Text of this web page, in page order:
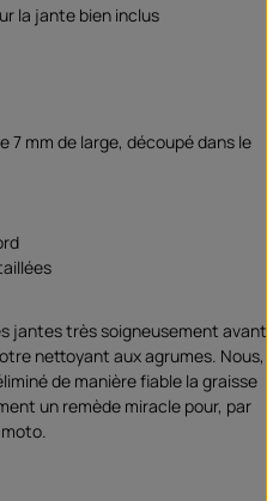
la jante bien inclus
mm de large, découpé dans le
jantes très soigneusement avant
nettoyant aux agrumes. Nous,
de manière fiable la graisse
un remède miracle pour, par